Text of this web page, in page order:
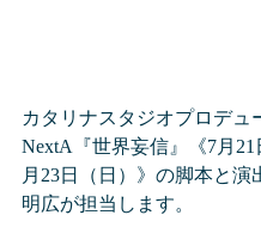
カタリナスタジオプロデュ
NextA『世界妄信』《7月21
月23日（日）》の脚本と演
明広が担当します。